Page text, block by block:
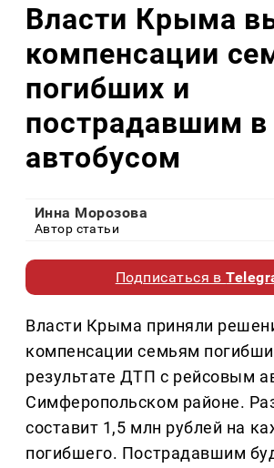
Власти Крыма
компенсации
погибших и
пострадавшим
автобусом
Инна Морозова
Автор статьи
Подписаться в
Власти Крыма приняли
компенсации семьям
результате ДТП с рейсовым
Симферопольском районе.
составит 1,5 млн рублей на
погибшего. Пострадавшим